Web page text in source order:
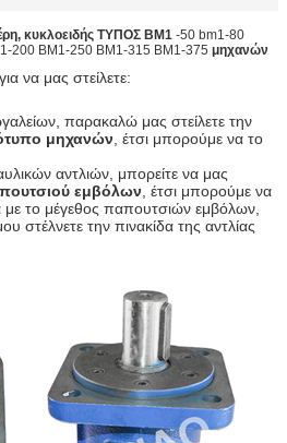
κυκλοειδής ΤΥΠΟΣ BM1 -50 bm1-80
200 BM1-250 BM1-315 BM1-375 μηχανών
να μας στείλετε:
παρακαλώ μας στείλετε την
μηχανών , έτσι μπορούμε να το
αντλιών, μπορείτε να μας
εμβόλων , έτσι μπορούμε να
το μέγεθος παπουτσιών εμβόλων,
στέλνετε την πινακίδα της αντλίας